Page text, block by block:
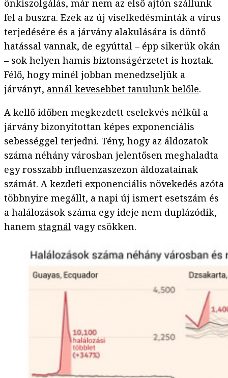
önkiszolgálás, már nem az első ajtón szállunk
fel a buszra. Ezek az új viselkedésminták a vírus
terjedésére és a járvány alakulására is döntő
hatással vannak, de egyúttal – épp sikerük okán
– sok helyen hamis biztonságérzetet is hoztak.
Félő, hogy minél jobban menedzseljük a
járványt, annál kevesebbet tanulunk belőle.
A kellő időben megkezdett cselekvés nélkül a
járvány bizonyítottan képes exponenciális
sebességgel terjedni. Tény, hogy az áldozatok
száma néhány városban jelentősen meghaladta
egy rosszabb influenzaszezon áldozatainak
számát. A kezdeti exponenciális növekedés azóta
többnyire megállt, a napi új ismert esetszám és
a halálozások száma egy ideje nem duplázódik,
hanem stagnál vagy csökken.